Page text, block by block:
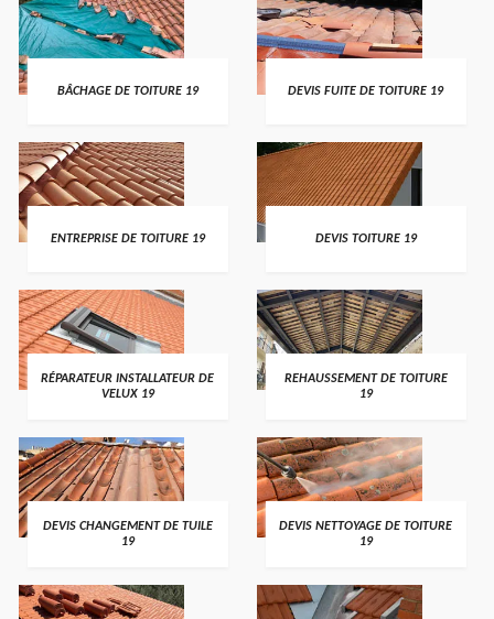
BÂCHAGE DE TOITURE 19 DEVIS FUITE DE TOITURE 19
ENTREPRISE DE TOITURE 19 DEVIS TOITURE 19
RÉPARATEUR INSTALLATEUR DE
VELUX 19
REHAUSSEMENT DE TOITURE
19
DEVIS CHANGEMENT DE TUILE
19
DEVIS NETTOYAGE DE TOITURE
19